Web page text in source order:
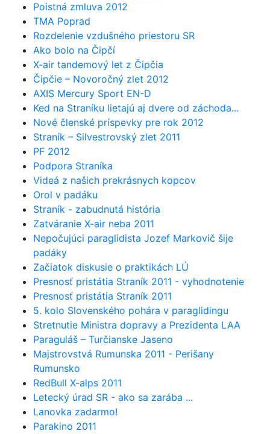
Poistná zmluva 2012
TMA Poprad
Rozdelenie vzdušného priestoru SR
Ako bolo na Čipčí
X-air tandemový let z Čipčia
Čipčie – Novoročný zlet 2012
AXIS Mercury Sport EN-D
Ked na Straníku lietajú aj dvere od záchoda...
Nové členské príspevky pre rok 2012
Straník – Silvestrovský zlet 2011
PF 2012
Podpora Straníka
Videá z našich prekrásnych kopcov
Orol v padáku
Straník - zabudnutá história
Zatváranie X-air neba 2011
Nepočujúci paraglidista Jozef Markovič šije
padáky
Začiatok diskusie o praktikách LÚ
Presnosť pristátia Straník 2011 - vyhodnotenie
Presnosť pristátia Straník 2011
5. kolo Slovenského pohára v paraglidingu
Stretnutie Ministra dopravy a Prezidenta LAA
Paraguláš – Turčianske Jaseno
Majstrovstvá Rumunska 2011 - Perišany
Rumunsko
RedBull X-alps 2011
Letecký úrad SR - ako sa zarába ...
Lanovka zadarmo!
Parakino 2011